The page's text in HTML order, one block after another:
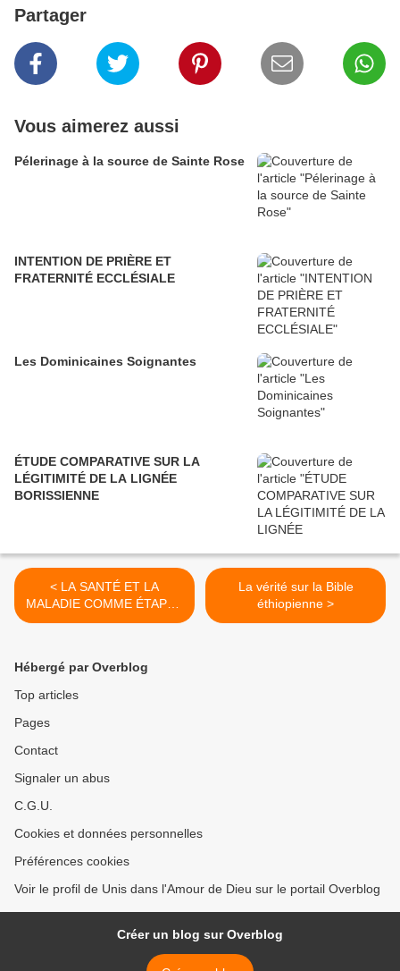
Partager
Vous aimerez aussi
Pélerinage à la source de Sainte Rose
INTENTION DE PRIÈRE ET
FRATERNITÉ ECCLÉSIALE
Les Dominicaines Soignantes
ÉTUDE COMPARATIVE SUR LA
LÉGITIMITÉ DE LA LIGNÉE
BORISSIENNE
< LA SANTÉ ET LA
MALADIE COMME ÉTAPES
DE NOTRE CROISSANCE
La vérité sur la Bible
éthiopienne >
Hébergé par Overblog
Top articles
Pages
Contact
Signaler un abus
C.G.U.
Cookies et données personnelles
Préférences cookies
Voir le profil de Unis dans l'Amour de Dieu sur le portail Overblog
Créer un blog sur Overblog